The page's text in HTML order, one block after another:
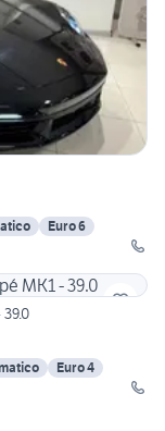
Euro 6
Euro 4